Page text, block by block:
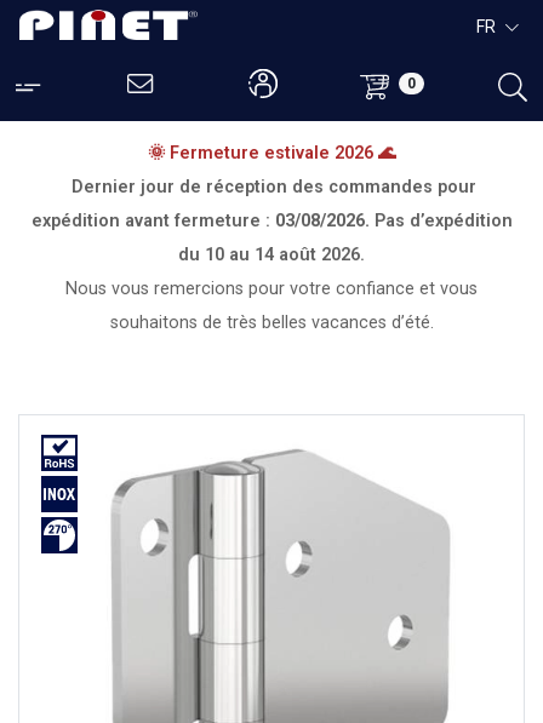
0
FR
🌞 Fermeture estivale 2026 🌊
Dernier jour de réception des commandes pour
expédition avant fermeture : 03/08/2026. Pas d’expédition
du 10 au 14 août 2026.
Nous vous remercions pour votre confiance et vous
souhaitons de très belles vacances d’été.